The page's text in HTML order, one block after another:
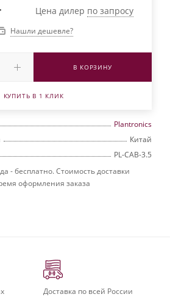
Цена дилер по запросу
Нашли дешевле?
В КОРЗИНУ
КУПИТЬ В 1 КЛИК
Plantronics
Китай
PL-CAB-3.5
- бесплатно. Стоимость доставки
оформления заказа
Доставка по всей России